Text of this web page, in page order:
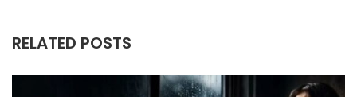
RELATED POSTS